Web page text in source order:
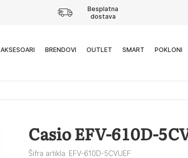
Besplatna
dostava
AKSESOARI BRENDOVI OUTLET SMART POKLONI
Casio EFV-610D-
Šifra artikla: EFV-610D-5CVUEF